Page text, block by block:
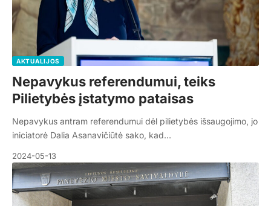
AKTUALIJOS
Nepavykus referendumui, teiks
Pilietybės įstatymo pataisas
Nepavykus antram referendumui dėl pilietybės išsaugojimo, jo
iniciatorė Dalia Asanavičiūtė sako, kad…
2024-05-13